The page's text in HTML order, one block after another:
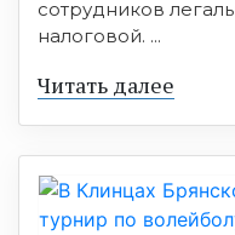
сотрудников
налоговой. ...
Читать далее